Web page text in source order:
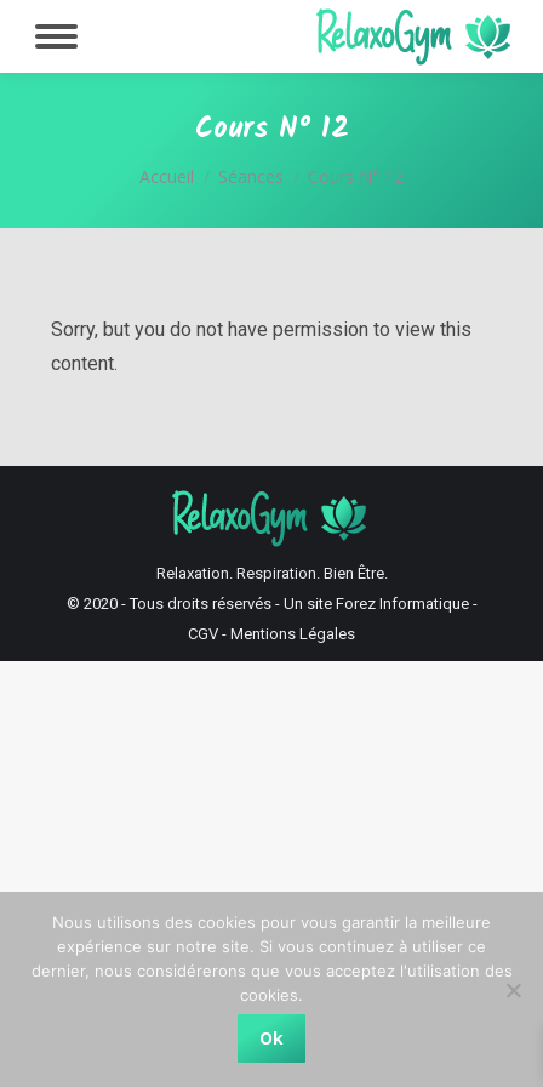
Cours N° 12
Vous êtes ici :
Accueil Séances Cours N° 12
Sorry, but you do not have permission to view this
content.
Relaxation. Respiration. Bien Être.
© 2020 - Tous droits réservés - Un site Forez Informatique-
CGV - Mentions Légales
Nous utilisons des cookies pour vous garantir la meilleure
expérience sur notre site. Si vous continuez à utiliser ce
dernier, nous considérerons que vous acceptez l'utilisation des
cookies.
Ok